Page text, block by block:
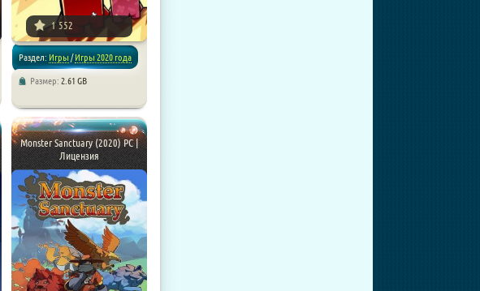
1 552
Раздел: Игры/Игры 2020 года
Приключения
Размер: 2.61 GB
Monster Sanctuary (2020) PC |
Лицензия